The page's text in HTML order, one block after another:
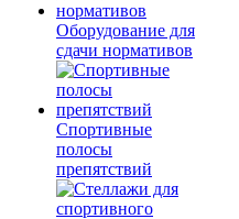
Оборудование для
сдачи нормативов
Спортивные
полосы
препятствий